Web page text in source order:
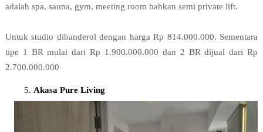
adalah spa, sauna, gym, meeting room bahkan semi private lift.
Untuk studio dibanderol dengan harga Rp 814.000.000. Sementara
tipe 1 BR mulai dari Rp 1.900.000.000 dan 2 BR dijual dari Rp
2.700.000.000
Akasa Pure Living